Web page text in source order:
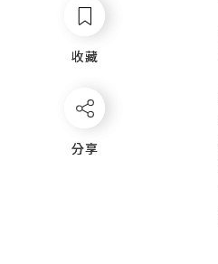
收藏
分享
收藏
分享